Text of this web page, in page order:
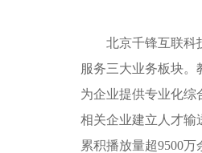
北京千锋互联科
服务三大业务板块
为企业提供专业化综
相关企业建立人才输
累积播放量超9500